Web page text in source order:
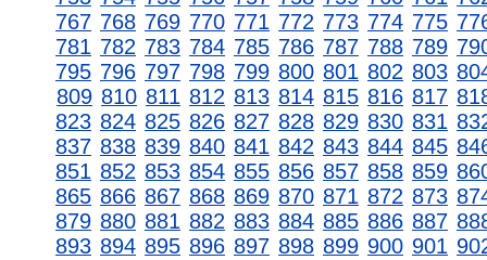
767 768 769 770 771 772 773 774 775
781 782 783 784 785 786 787 788 789
795 796 797 798 799 800 801 802 803
809 810 811 812 813 814 815 816 817
823 824 825 826 827 828 829 830 831
837 838 839 840 841 842 843 844 845
851 852 853 854 855 856 857 858 859
865 866 867 868 869 870 871 872 873
879 880 881 882 883 884 885 886 887
893 894 895 896 897 898 899 900 901